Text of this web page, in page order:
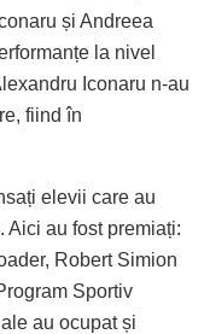
și Andreea
la nivel
Iconaru n-au
fiind în
elevii care au
Aici au fost premiați:
Robert Simion
Sportiv
au ocupat și